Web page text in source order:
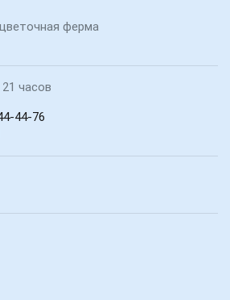
ферма
часов
44-76